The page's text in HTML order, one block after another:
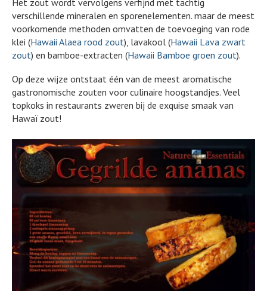
verschillende mineralen en sporenelementen. maar de meest
voorkomende methoden omvatten de toevoeging van rode
klei (Hawaii Alaea rood zout), lavakool (Hawaii Lava zwart
zout) en bamboe-extracten (Hawaii Bamboe groen zout).
Op deze wijze ontstaat één van de meest aromatische
gastronomische zouten voor culinaire hoogstandjes. Veel
topkoks in restaurants zweren bij de exquise smaak van
Hawaï zout!